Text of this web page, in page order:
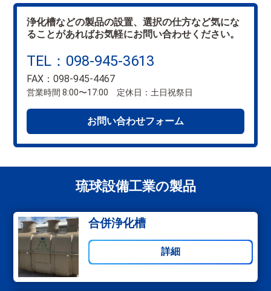
浄化槽などの製品の設置、選択の仕方など気にな
ることがあればお気軽にお問い合わせください。
TEL：098-945-3613
FAX：098-945-4467
営業時間 8:00〜17:00 定休日：土日祝祭日
お問い合わせフォーム
琉球設備工業の製品
合併浄化槽
詳細